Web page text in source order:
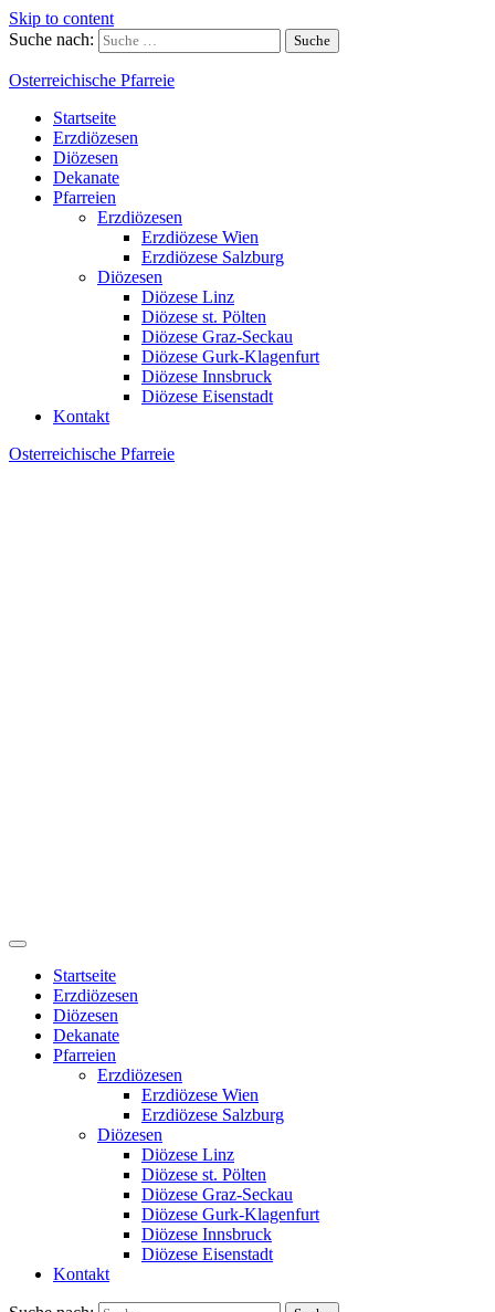
Skip to content
Suche nach:
Osterreichische Pfarreie
Startseite
Erzdiözesen
Diözesen
Dekanate
Pfarreien
Erzdiözesen
Erzdiözese Wien
Erzdiözese Salzburg
Diözesen
Diözese Linz
Diözese st. Pölten
Diözese Graz-Seckau
Diözese Gurk-Klagenfurt
Diözese Innsbruck
Diözese Eisenstadt
Kontakt
Osterreichische Pfarreie
Startseite
Erzdiözesen
Diözesen
Dekanate
Pfarreien
Erzdiözesen
Erzdiözese Wien
Erzdiözese Salzburg
Diözesen
Diözese Linz
Diözese st. Pölten
Diözese Graz-Seckau
Diözese Gurk-Klagenfurt
Diözese Innsbruck
Diözese Eisenstadt
Kontakt